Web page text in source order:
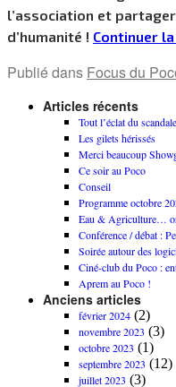
l’association et
d’humanité ! Continuer
Publié dans Focus du
Articles récents
Tout l’éclat du scandale
Les gilets hérissés
Merci beaucoup
Ce soir au Poco
Conseil
Programme octobre
Eau & Agriculture…
Conférence / débat :
Soirée autour des
Ciné-club du Poco :
Aprem au Poco !
Anciens articles
février 2024 (2)
novembre 2023 (3)
octobre 2023 (1)
septembre 2023 (12)
juillet 2023 (3)